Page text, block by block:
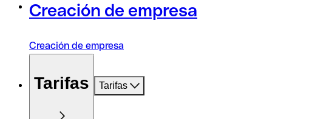
Creación de empresa
Creación de empresa
Tarifas Tarifas